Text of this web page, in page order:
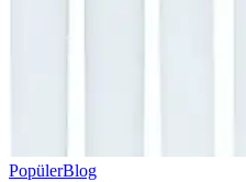
PopülerBlog